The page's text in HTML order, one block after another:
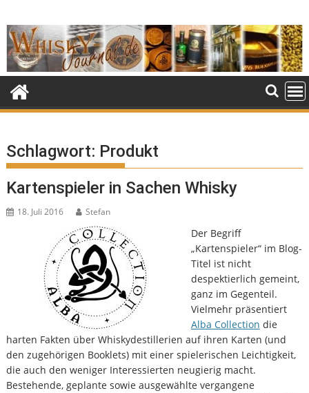
to
content
Schlagwort: Produkt
Kartenspieler in Sachen Whisky
18. Juli 2016 Stefan
Der Begriff
„Kartenspieler“ im Blog-
Titel ist nicht
despektierlich gemeint,
ganz im Gegenteil.
Vielmehr präsentiert
Alba Collection die
harten Fakten über Whiskydestillerien auf ihren Karten (und
den zugehörigen Booklets) mit einer spielerischen Leichtigkeit,
die auch den weniger Interessierten neugierig macht.
Bestehende, geplante sowie ausgewählte vergangene